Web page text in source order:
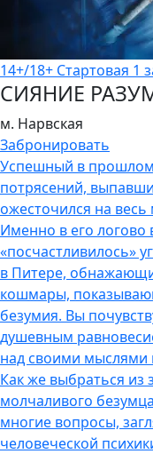
14+/18+ Стартовая 1
СИЯНИЕ
м. Нарвская
Забронировать
Успешный в
потрясений,
ожесточился на
Именно в его
«посчастливилось»
в Питере,
кошмары,
безумия. Вы
душевным
над своими мыслями
Как же выбраться из
молчаливого
многие вопросы,
человеческой